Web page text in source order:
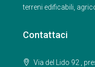
terreni edificabili,
Contattaci
Via del Lido 92 ,